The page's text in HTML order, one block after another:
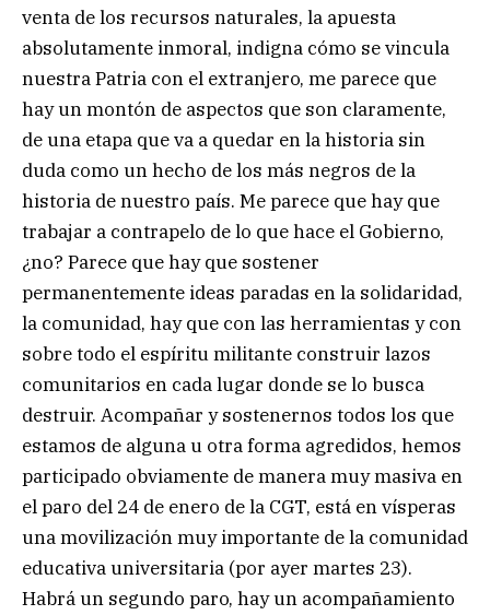
venta de los recursos naturales, la apuesta
absolutamente inmoral, indigna cómo se vincula
nuestra Patria con el extranjero, me parece que
hay un montón de aspectos que son claramente,
de una etapa que va a quedar en la historia sin
duda como un hecho de los más negros de la
historia de nuestro país. Me parece que hay que
trabajar a contrapelo de lo que hace el Gobierno,
¿no? Parece que hay que sostener
permanentemente ideas paradas en la solidaridad,
la comunidad, hay que con las herramientas y con
sobre todo el espíritu militante construir lazos
comunitarios en cada lugar donde se lo busca
destruir. Acompañar y sostenernos todos los que
estamos de alguna u otra forma agredidos, hemos
participado obviamente de manera muy masiva en
el paro del 24 de enero de la CGT, está en vísperas
una movilización muy importante de la comunidad
educativa universitaria (por ayer martes 23).
Habrá un segundo paro, hay un acompañamiento